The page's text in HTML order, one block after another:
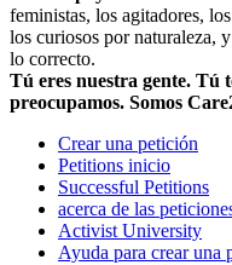
feministas, los agitadores,
los curiosos por naturaleza,
lo correcto.
Tú eres nuestra gente. Tú
preocupamos. Somos
Crear una petición
Petitions inicio
Successful Petitions
acerca de las
Activist University
Ayuda para crear una